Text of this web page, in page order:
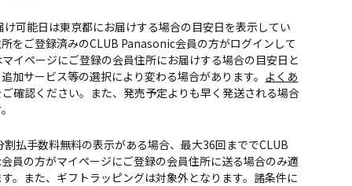
可能日は東京都にお届けする場合の目安日を表示してい
をご登録済みのCLUB Panasonic会員の方がログインして
イページにご登録の会員住所にお届けする場合の目安日と
加サービス等の選択により変わる場合があります。 よくあ
ご確認ください。また、発売予定よりも早く発送される場合
割払手数料無料の表示がある場合、最大36回まででCLUB
員の方がマイページにご登録の会員住所に送る場合のみ適
。また、ギフトラッピングは対象外となります。諸条件に